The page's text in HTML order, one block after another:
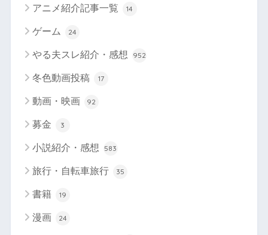
アニメ紹介記事一覧 14
ゲーム 24
やる夫スレ紹介・感想 952
冬色動画投稿 17
動画・映画 92
募金 3
小説紹介・感想 583
旅行・自転車旅行 35
書籍 19
漫画 24